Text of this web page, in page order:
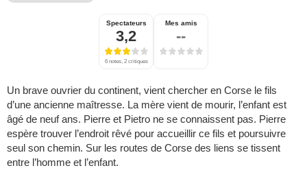
Spectateurs
3,2
6 notes, 2 critiques
Mes amis
--
Un brave ouvrier du continent, vient chercher en Corse le fils
d’une ancienne maîtresse. La mère vient de mourir, l’enfant est
âgé de neuf ans. Pierre et Pietro ne se connaissent pas. Pierre
espère trouver l’endroit rêvé pour accueillir ce fils et poursuivre
seul son chemin. Sur les routes de Corse des liens se tissent
entre l’homme et l’enfant.